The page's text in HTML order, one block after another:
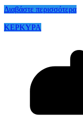
Διαβάστε περισσότερα
ΚΕΡΚΥΡΑ